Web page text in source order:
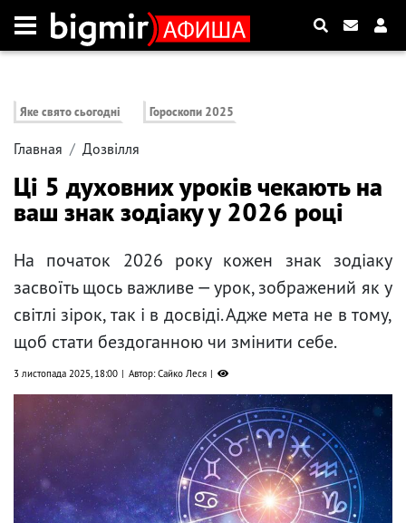
Яке свято сьогодні Гороскопи 2025
Главная Дозвілля
Ці 5 духовних уроків чекають на
ваш знак зодіаку у 2026 році
На початок 2026 року кожен знак зодіаку
засвоїть щось важливе — урок, зображений як у
світлі зірок, так і в досвіді. Адже мета не в тому,
щоб стати бездоганною чи змінити себе.
3 листопада 2025, 18:00 Автор: Сайко Леся